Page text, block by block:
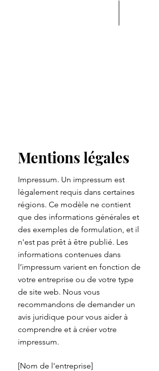
Mentions légales
Impressum. Un impressum est
légalement requis dans certaines
régions. Ce modèle ne contient
que des informations générales et
des exemples de formulation, et il
n'est pas prêt à être publié. Les
informations contenues dans
l’impressum varient en fonction de
votre entreprise ou de votre type
de site web. Nous vous
recommandons de demander un
avis juridique pour vous aider à
comprendre et à créer votre
impressum.
[Nom de l'entreprise]